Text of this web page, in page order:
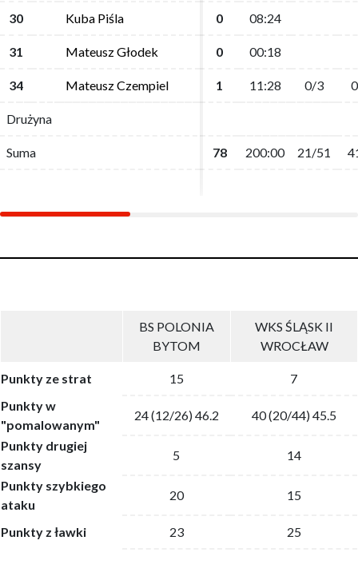
30 Kuba Piśla 0 08:24
31 Mateusz Głodek 0 00:18
34 Mateusz Czempiel 1 11:28 0/3
Drużyna
Suma 78 200:00 21/51
30 Kuba Piśla 0 08:24
31 Mateusz Głodek 0 00:18
34 Mateusz Czempiel 1 11:28 0/3
Drużyna
Suma 78 200:00 21/51
BS POLONIA
BYTOM
WKS ŚLĄSK II
WROCŁAW
Punkty ze strat 15
7
Punkty w
"pomalowanym"
24 (12/26) 46.2
40 (20/44) 45.5
Punkty drugiej
szansy
5
14
Punkty szybkiego
ataku
20 15
Punkty z ławki 23 25